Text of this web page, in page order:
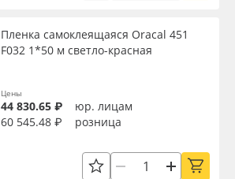
Пленка самоклеящаяся Oracal 451
F032 1*50 м светло-красная
Цены
44 830.65 ₽
юр. лицам
60 545.48 ₽
розница